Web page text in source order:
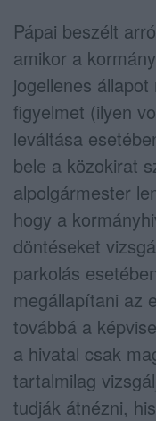
Pápai beszélt
amikor a
jogellenes
figyelmet (ilyen
leváltása
bele a közokirat
alpolgármester
hogy a
döntéseket
parkolás
megállapítani az
továbbá a
a hivatal csak
tartalmilag
tudják átnézni,